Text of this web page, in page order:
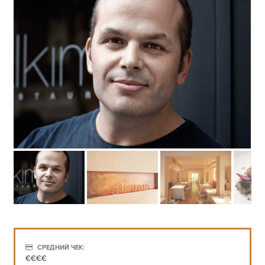
СРЕДНИЙ ЧЕК:
€€€€